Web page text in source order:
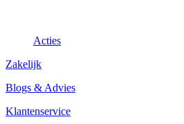
Acties
Zakelijk
Blogs & Advies
Klantenservice